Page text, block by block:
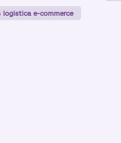
gestione multi-
squilibrio:
logistica e-commerce